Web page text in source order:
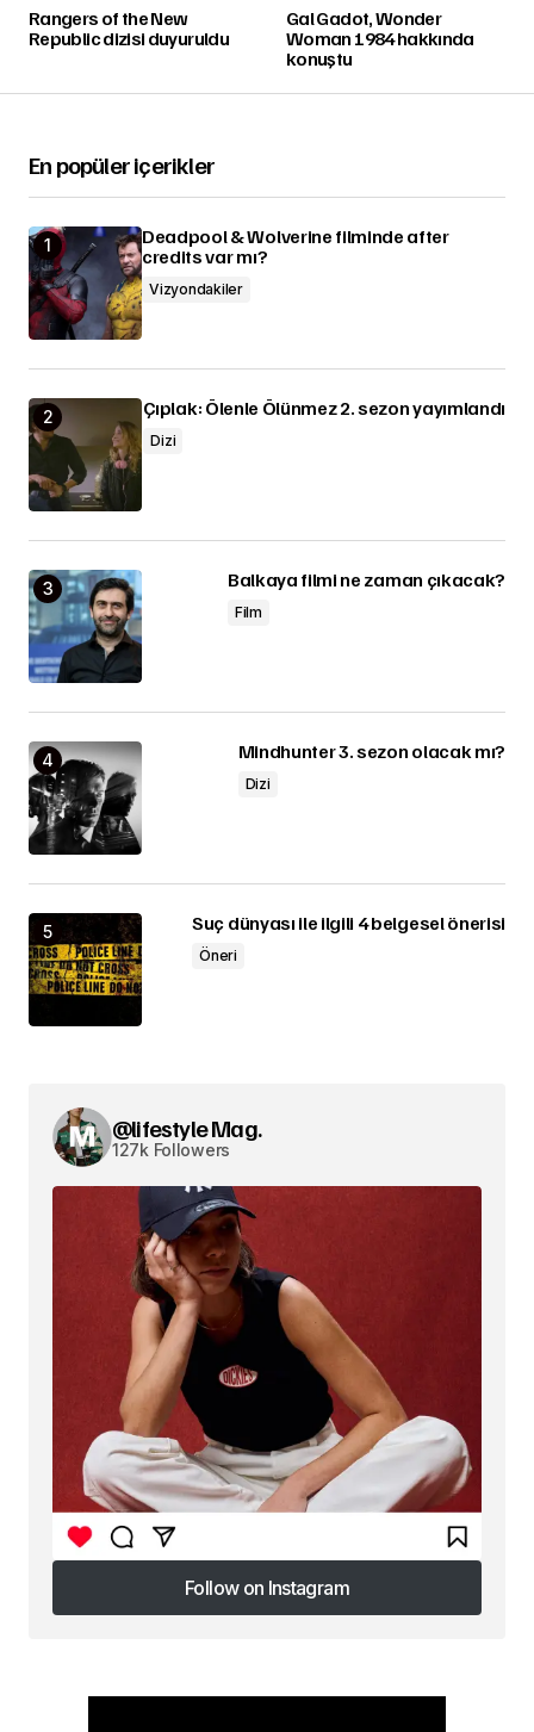
Rangers of the New
Republic dizisi duyuruldu
Gal Gadot, Wonder
Woman 1984 hakkında
konuştu
En popüler içerikler
Deadpool & Wolverine filminde after
credits var mı?
Vizyondakiler
Çıplak: Ölenle Ölünmez 2. sezon yayımlandı
Dizi
Balkaya filmi ne zaman çıkacak?
Film
Mindhunter 3. sezon olacak mı?
Dizi
Suç dünyası ile ilgili 4 belgesel önerisi
Öneri
@lifestyle Mag.
127k Followers
Follow on Instagram
Follow on Instagram